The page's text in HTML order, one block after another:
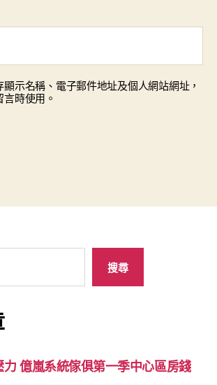
顯示名稱、電子郵件地址及個人網站網址，
時使用。
搜尋
億嵐系統傢俱第一季中心區房錢